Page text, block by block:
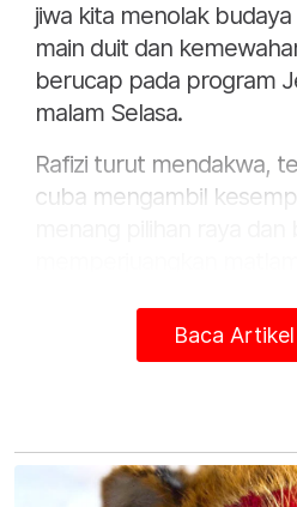
jiwa kita menolak
main duit dan
berucap pada program
malam Selasa.
Rafizi turut mendakwa,
cuba mengambil
Baca